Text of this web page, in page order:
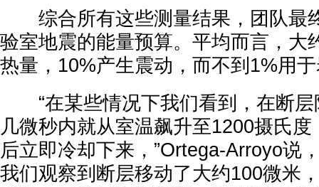
综合所有这些测量结果，团队最
验室地震的能量预算。平均而言，大
热量，10%产生震动，而不到1%用
“在某些情况下我们看到，在断层
几微秒内就从室温飙升至1200摄氏
后立即冷却下来，”Ortega-Arroyo说
我们观察到断层移动了大约100微米